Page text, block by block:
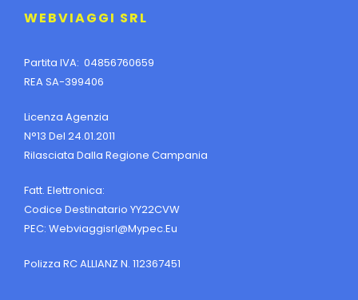
WEBVIAGGI SRL
Partita IVA: 04856760659
REA SA-399406
Licenza Agenzia
N°13 Del 24.01.2011
Rilasciata Dalla Regione Campania
Fatt. Elettronica:
Codice Destinatario YY22CVW
PEC: Webviaggisrl@mypec.eu
Polizza RC ALLIANZ N. 112367451